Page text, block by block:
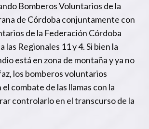
Bomberos Voluntarios de la
de Córdoba conjuntamente con
de la Federación Córdoba
Regionales 11 y 4. Si bien la
está en zona de montaña y ya no
los bomberos voluntarios
combate de las llamas con la
controlarlo en el transcurso de la